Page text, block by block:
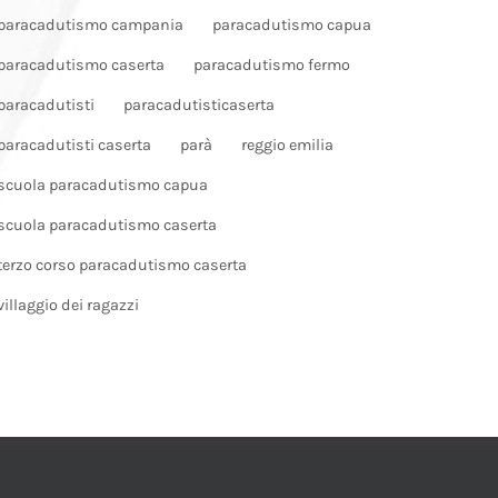
campania paracadutismo capua
caserta paracadutismo fermo
paracadutisticaserta
caserta parà reggio emilia
paracadutismo capua
paracadutismo caserta
corso paracadutismo caserta
dei ragazzi